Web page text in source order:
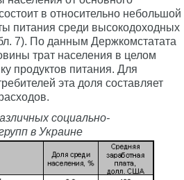
в относительно небольшой
питания среди высокодоходных
7). По данным Держкомстатата
трат населения в целом
продуктов питания. Для
эта доля составляет
социально-
в Украине